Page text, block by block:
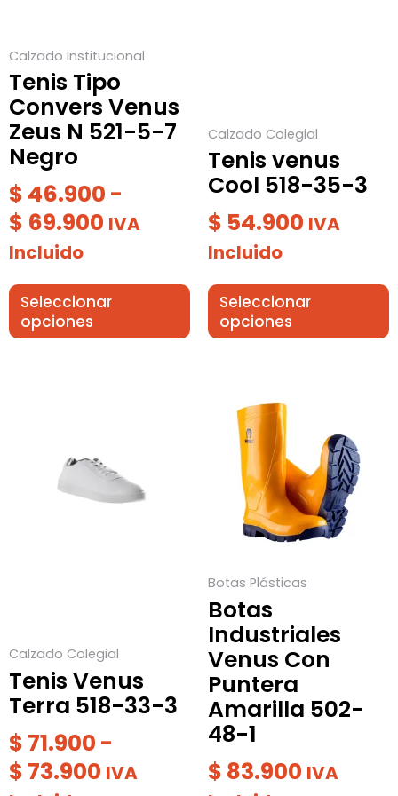
Calzado Institucional
Tenis Tipo
Convers Venus
Zeus N 521-5-7
Negro
$ 46.900 -
$ 69.900 IVA
Incluido
Seleccionar
opciones
pueden
elegir
en
la
página
de
producto
Calzado Colegial
Tenis venus
Cool 518-35-3
$ 54.900 IVA
Incluido
Seleccionar
opciones
la
página
de
producto
Calzado Colegial
Tenis Venus
Terra 518-33-3
$ 71.900 -
$ 73.900
desde
$ 71.900
IVA
múltiples
variantes.
página
de
producto
Botas Plásticas
Botas
Industriales
Venus Con
Puntera
Amarilla 502-
48-1
$ 83.900 IVA
producto
tiene
múltiples
variantes.
opciones
pueden
elegir
en
la
página
de
producto